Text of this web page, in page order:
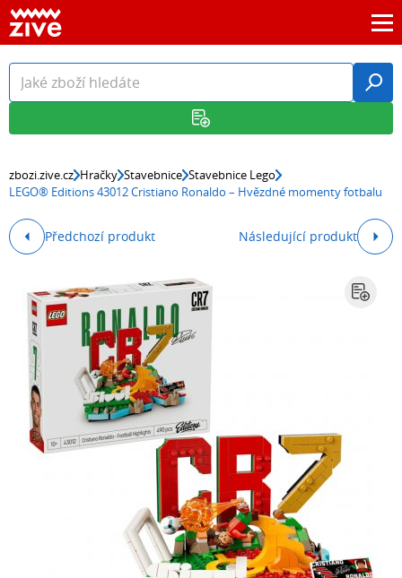
zbozi.zive.cz Hračky Stavebnice Stavebnice Lego
LEGO® Editions 43012 Cristiano Ronaldo – Hvězdné momenty fotbalu
Předchozí produkt Následující produkt